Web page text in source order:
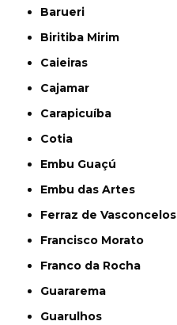
Barueri
Biritiba Mirim
Caieiras
Cajamar
Carapicuíba
Cotia
Embu Guaçú
Embu das Artes
Ferraz de Vasconcelos
Francisco Morato
Franco da Rocha
Guararema
Guarulhos